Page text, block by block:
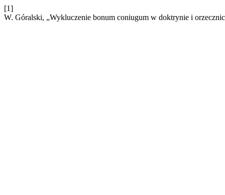
[1]
W. Góralski, „Wykluczenie bonum coniugum w doktrynie i